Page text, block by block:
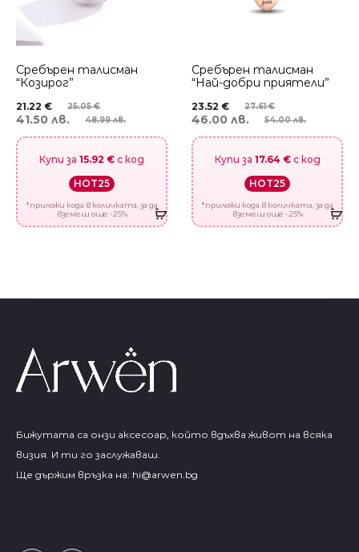
Сребърен талисман
“Козирог”
25.05€
21.22 €
48.99 лв.
41.50 лв.
Купи за 15.92 € с код
HOT25
*приложи кода в количката, за да
вземеш още -25%
Сребърен талисман
“Най-добри приятели”
27.61€
23.52 €
54.00 лв.
46.00 лв.
Купи за 17.64 €с код
HOT25
*приложи кода в количката, за да
вземеш още -25%
Бижутата са онзи аксесоар, който вдъхва живот на всяка
визия. И ти го заслужаваш.
Ще държим връзка на: hi@arwen.bg